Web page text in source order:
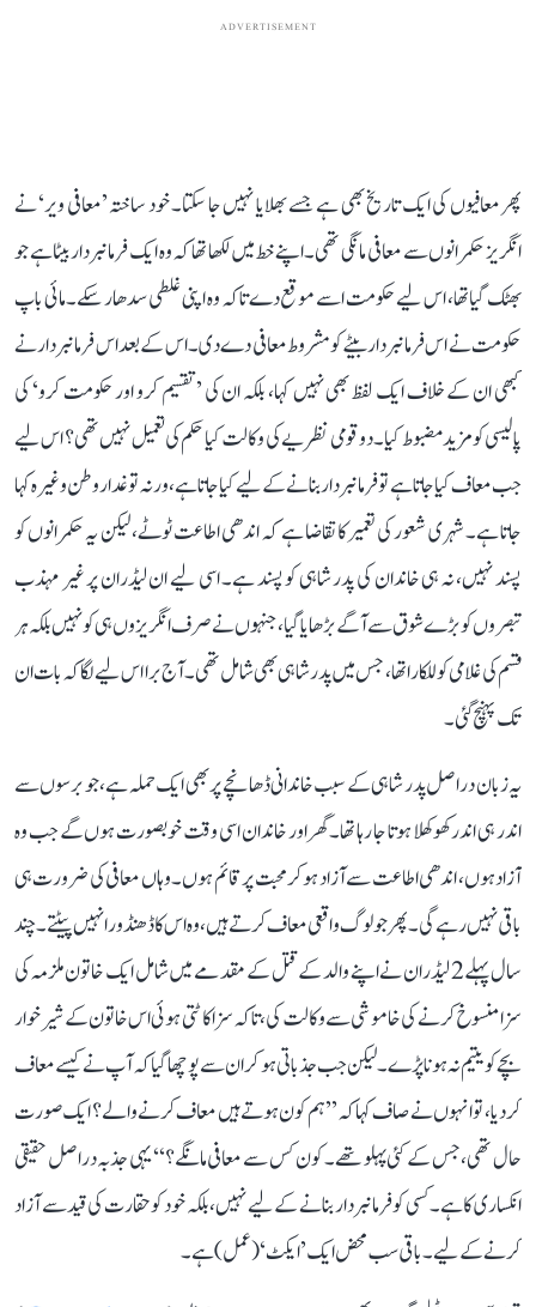
ADVERTISEMENT
پھر معافیوں کی ایک تاریخ بھی ہے جسے بھلایا نہیں جا سکتا۔ خود ساختہ ’معافی ویر‘ نے
انگریز حکمرانوں سے معافی مانگی تھی۔ اپنے خط میں لکھا تھا کہ وہ ایک فرمانبردار بیٹا ہے جو
بھٹک گیا تھا، اس لیے حکومت اسے موقع دے تاکہ وہ اپنی غلطی سدھار سکے۔ مائی باپ
حکومت نے اس فرمانبردار بیٹے کو مشروط معافی دے دی۔ اس کے بعد اس فرمانبردار نے
کبھی ان کے خلاف ایک لفظ بھی نہیں کہا، بلکہ ان کی ’تقسیم کرو اور حکومت کرو‘ کی
پالیسی کو مزید مضبوط کیا۔ دو قومی نظریے کی وکالت کیا حکم کی تعمیل نہیں تھی؟ اس لیے
جب معاف کیا جاتا ہے تو فرمانبردار بنانے کے لیے کیا جاتا ہے، ورنہ تو غدار وطن وغیرہ کہا
جاتا ہے۔ شہری شعور کی تعمیر کا تقاضا ہے کہ اندھی اطاعت ٹوٹے، لیکن یہ حکمرانوں کو
پسند نہیں، نہ ہی خاندان کی پدر شاہی کو پسند ہے۔ اسی لیے ان لیڈران پر غیر مہذب
تبصروں کو بڑے شوق سے آگے بڑھایا گیا، جنہوں نے صرف انگریزوں ہی کو نہیں بلکہ ہر
قسم کی غلامی کو للکارا تھا، جس میں پدر شاہی بھی شامل تھی۔ آج برا اس لیے لگا کہ بات ان
تک پہنچ گئی۔
یہ زبان دراصل پدر شاہی کے سبب خاندانی ڈھانچے پر بھی ایک حملہ ہے، جو برسوں سے
اندر ہی اندر کھوکھلا ہوتا جا رہا تھا۔ گھر اور خاندان اسی وقت خوبصورت ہوں گے جب وہ
آزاد ہوں، اندھی اطاعت سے آزاد ہو کر محبت پر قائم ہوں۔ وہاں معافی کی ضرورت ہی
باقی نہیں رہے گی۔ پھر جو لوگ واقعی معاف کرتے ہیں، وہ اس کا ڈھنڈورا نہیں پیٹتے۔ چند
سال پہلے 2 لیڈران نے اپنے والد کے قتل کے مقدمے میں شامل ایک خاتون ملزمہ کی
سزا منسوخ کرنے کی خاموشی سے وکالت کی، تاکہ سزا کاٹتی ہوئی اس خاتون کے شیر خوار
بچے کو یتیم نہ ہونا پڑے۔ لیکن جب جذباتی ہو کر ان سے پوچھا گیا کہ آپ نے کیسے معاف
کر دیا، تو انہوں نے صاف کہا کہ ’’ہم کون ہوتے ہیں معاف کرنے والے؟ ایک صورت
حال تھی، جس کے کئی پہلو تھے۔ کون کس سے معافی مانگے؟‘‘ یہی جذبہ دراصل حقیقی
انکساری کا ہے۔ کسی کو فرمانبردار بنانے کے لیے نہیں، بلکہ خود کو حقارت کی قید سے آزاد
کرنے کے لیے۔ باقی سب محض ایک ’ایکٹ‘ (عمل) ہے۔